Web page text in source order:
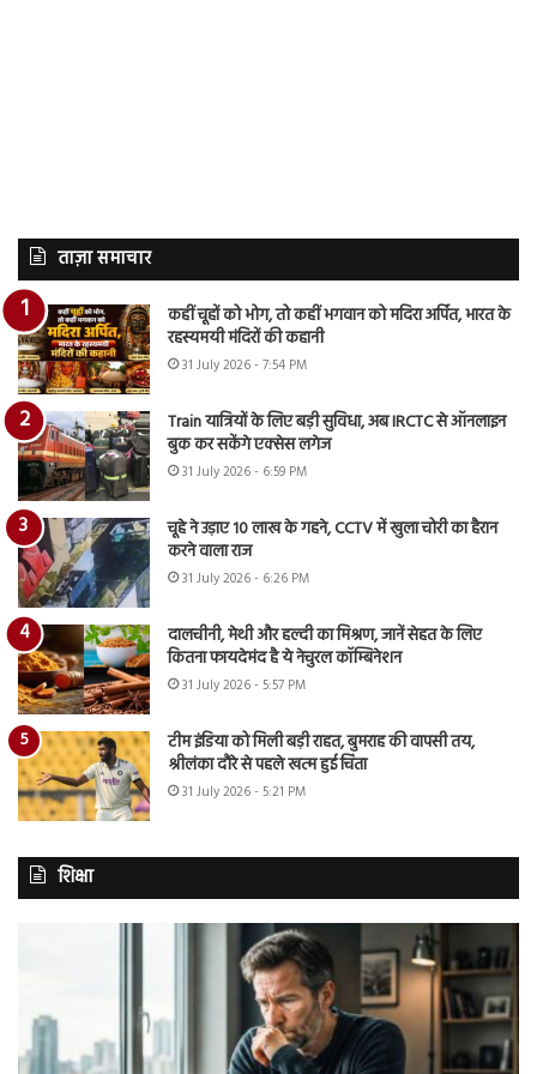
ताज़ा समाचार
कहीं चूहों को भोग, तो कहीं भगवान को मदिरा अर्पित, भारत के
रहस्यमयी मंदिरों की कहानी
31 July 2026 - 7:54 PM
Train यात्रियों के लिए बड़ी सुविधा, अब IRCTC से ऑनलाइन
बुक कर सकेंगे एक्सेस लगेज
31 July 2026 - 6:59 PM
चूहे ने उड़ाए 10 लाख के गहने, CCTV में खुला चोरी का हैरान
करने वाला राज
31 July 2026 - 6:26 PM
दालचीनी, मेथी और हल्दी का मिश्रण, जानें सेहत के लिए
कितना फायदेमंद है ये नेचुरल कॉम्बिनेशन
31 July 2026 - 5:57 PM
टीम इंडिया को मिली बड़ी राहत, बुमराह की वापसी तय,
श्रीलंका दौरे से पहले खत्म हुई चिंता
31 July 2026 - 5:21 PM
शिक्षा